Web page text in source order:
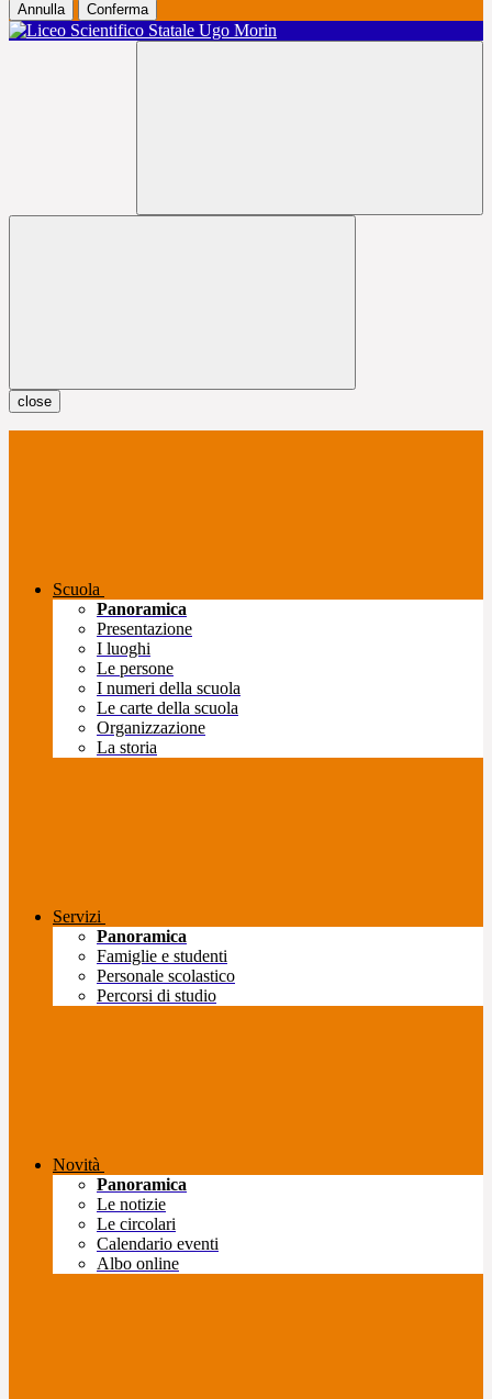
Annulla Conferma
close
Scuola
Panoramica
Presentazione
I luoghi
Le persone
I numeri della scuola
Le carte della scuola
Organizzazione
La storia
Servizi
Panoramica
Famiglie e studenti
Personale scolastico
Percorsi di studio
Novità
Panoramica
Le notizie
Le circolari
Calendario eventi
Albo online